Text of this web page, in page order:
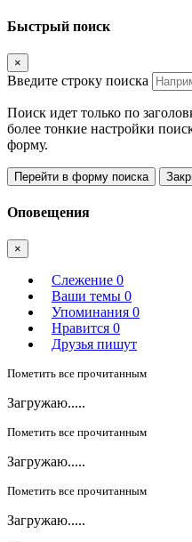
Быстрый поиск
×
Введите строку поиска
Поиск идет только по
более тонкие настройки
форму.
Перейти в форму поиска
Оповещения
×
Слежение 0
Ваши темы 0
Упоминания 0
Нравится 0
Друзья пишут
Пометить все прочитанным
Загружаю.....
Пометить все прочитанным
Загружаю.....
Пометить все прочитанным
Загружаю.....